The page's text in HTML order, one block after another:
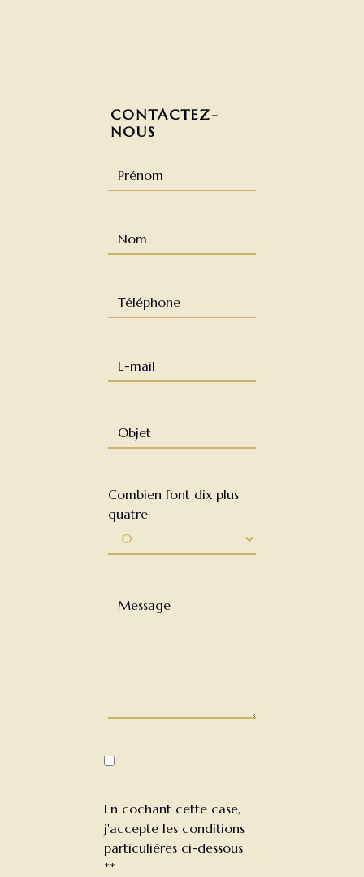
CONTACTEZ-
NOUS
Combien font dix plus
quatre
En cochant cette case,
j'accepte les conditions
particulières ci-dessous
**